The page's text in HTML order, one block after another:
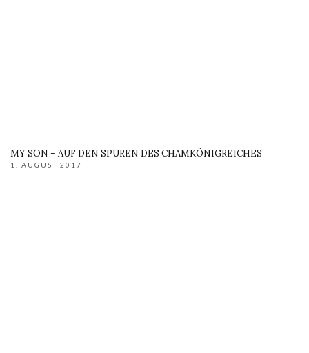
MY SON – AUF DEN SPUREN DES CHAMKÖNIGREICHES
1. AUGUST 2017